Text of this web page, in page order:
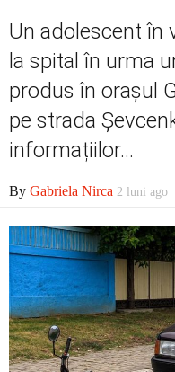
Externe
Social
Economic
Contact
Un adolescent în
la spital în urma
produs în orașul
pe strada
informațiilor...
By Gabriela Nirca 2 luni ago